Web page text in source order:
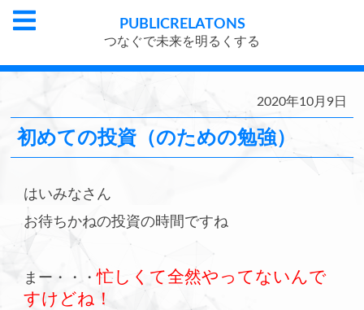
PUBLICRELATONS
つなぐで未来を明るくする
2020年10月9日
初めての投資（のための勉強）
はいみなさん
お待ちかねの投資の時間ですね
まー・・・忙しくて全然やってないんで
すけどね！